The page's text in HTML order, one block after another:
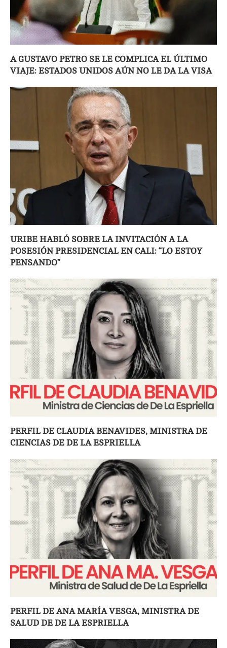
A GUSTAVO PETRO SE LE COMPLICA EL ÚLTIMO
VIAJE: ESTADOS UNIDOS AÚN NO LE DA LA VISA
URIBE HABLÓ SOBRE LA INVITACIÓN A LA
POSESIÓN PRESIDENCIAL EN CALI: “LO ESTOY
PENSANDO”
PERFIL DE CLAUDIA BENAVIDES, MINISTRA DE
CIENCIAS DE DE LA ESPRIELLA
PERFIL DE ANA MARÍA VESGA, MINISTRA DE
SALUD DE DE LA ESPRIELLA